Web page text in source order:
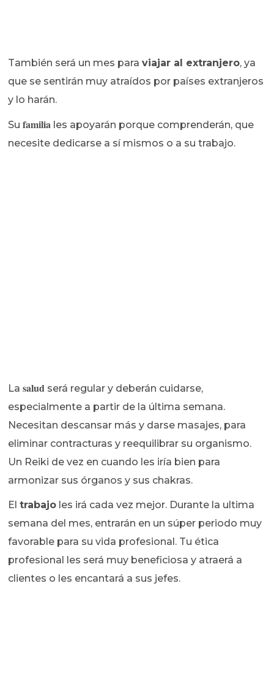
También será un mes paraviajar al extranjero, ya
que se sentirán muy atraídos por países extranjeros
y lo harán.
Sufamilia les apoyarán porque comprenderán, que
necesite dedicarse a sí mismos o a su trabajo.
Lasalud será regular y deberán cuidarse,
especialmente a partir de la última semana.
Necesitan descansar más y darse masajes, para
eliminar contracturas y reequilibrar su organismo.
Un Reiki de vez en cuando les iría bien para
armonizar sus órganos y sus chakras.
Eltrabajo les irá cada vez mejor. Durante la ultima
semana del mes, entrarán en un súper periodo muy
favorable para su vida profesional. Tu ética
profesional les será muy beneficiosa y atraerá a
clientes o les encantará a sus jefes.